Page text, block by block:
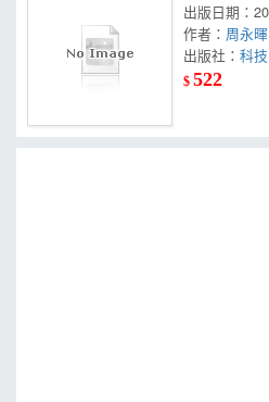
出版日期：
作者： 周永暉
出版社：
$522
簡體書
外文書